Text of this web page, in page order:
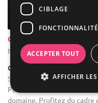
Château De La Giraudais
Mézières-sur-Couesnon -
Château
Salle des fêtes : Nous
Pour un weekend ou en
domaine. Profitez du cadre
CIBLAGE
FONCTIONNALITÉ
ACCEPTER TOUT
AFFICHER